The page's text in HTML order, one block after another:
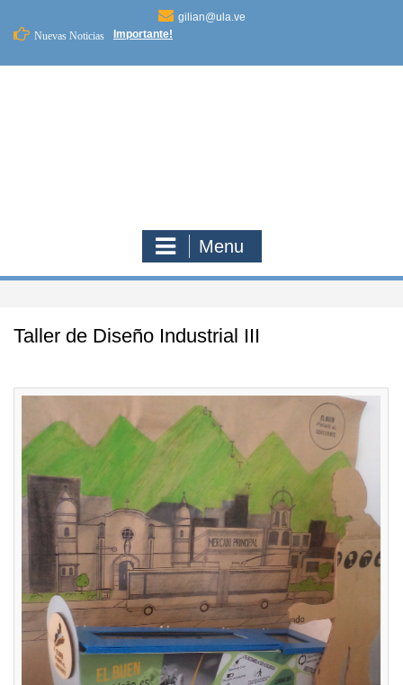
gilian@ula.ve
Nuevas Noticias
Importante!
Menu
Taller de Diseño Industrial III